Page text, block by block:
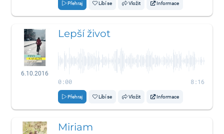
Přehraj Líbí se Vložit Informace
6.10.2016
Lepší život
0:00 8:16
Přehraj Líbí se Vložit Informace
Miriam